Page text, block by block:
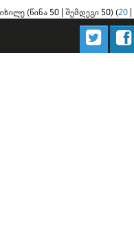
იხილე (წინა 50 | შემდეგი 50) (20